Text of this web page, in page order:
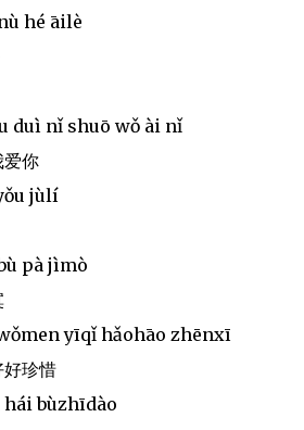
hé āilè
duì nǐ shuō wǒ ài nǐ
爱你
jùlí
pà jìmò
yīqǐ hǎohāo zhēnxī
珍惜
bùzhīdào